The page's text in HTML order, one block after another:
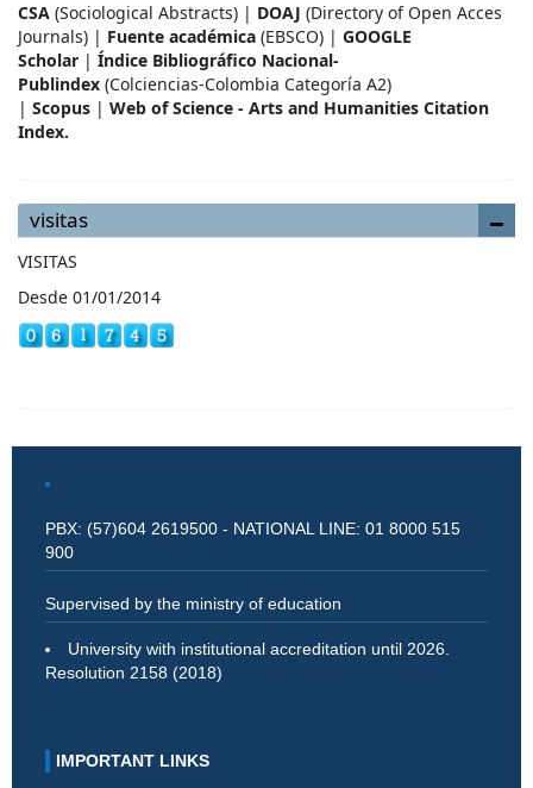
CSA (Sociological Abstracts) | DOAJ (Directory of Open Acces
Journals) | Fuente académica (EBSCO) | GOOGLE
Scholar | Índice Bibliográfico Nacional-
Publindex (Colciencias-Colombia Categoría A2)
| Scopus | Web of Science - Arts and Humanities Citation
Index.
visitas
VISITAS
Desde 01/01/2014
PBX: (57)604 2619500 - NATIONAL LINE: 01 8000 515
900
Supervised by the ministry of education
University with institutional accreditation until 2026.
Resolution 2158 (2018)
IMPORTANT LINKS